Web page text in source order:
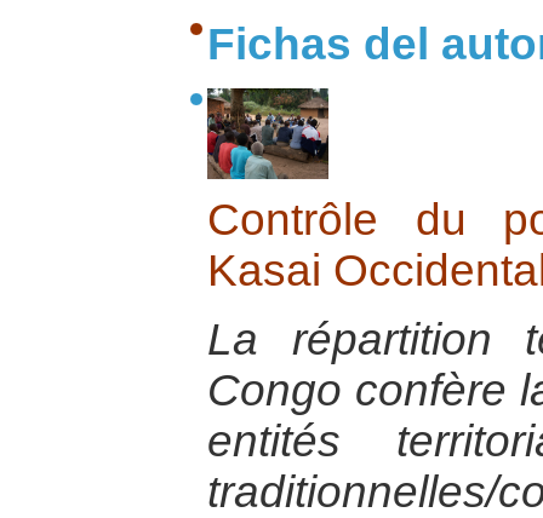
Fichas del
Contrôle du
Kasai
La répartition
Congo confère
entités